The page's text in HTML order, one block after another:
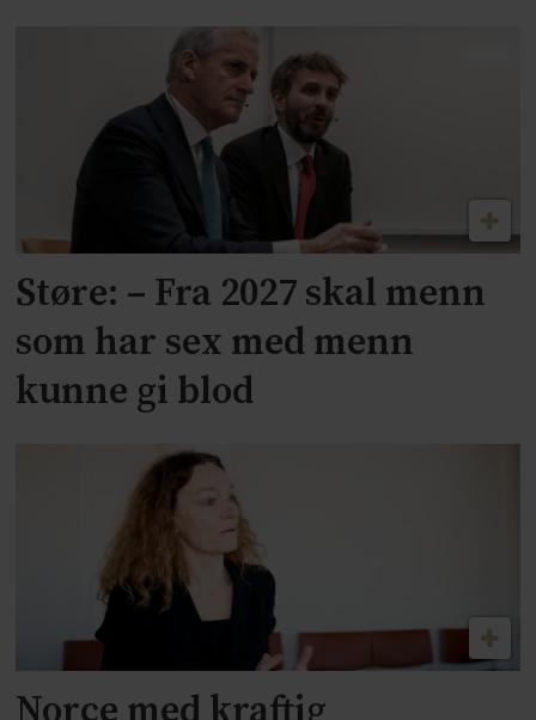
Støre: – Fra 2027 skal menn
som har sex med menn
kunne gi blod